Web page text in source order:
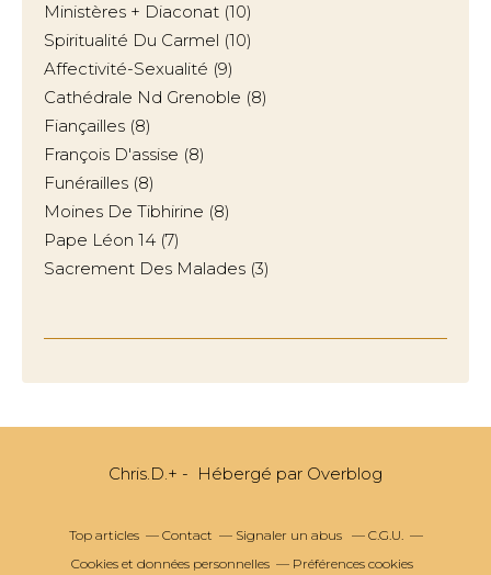
Ministères + Diaconat (10)
Spiritualité Du Carmel (10)
Affectivité-Sexualité (9)
Cathédrale Nd Grenoble (8)
Fiançailles (8)
François D'assise (8)
Funérailles (8)
Moines De Tibhirine (8)
Pape Léon 14 (7)
Sacrement Des Malades (3)
Chris.D.+ - Hébergé par Overblog
Top articles Contact Signaler un abus
C.G.U.
Cookies et données personnelles
Préférences cookies